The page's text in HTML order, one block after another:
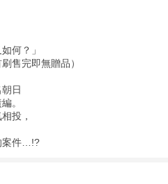
何？」
售完即無贈品）
日
。
投，
案件…!?